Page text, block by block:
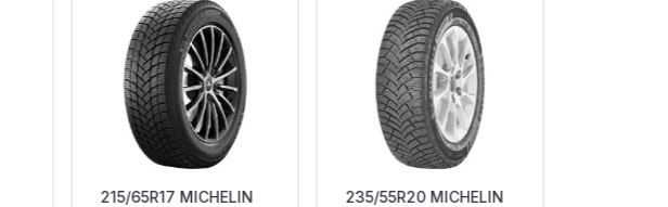
215/65R17 MICHELIN
235/55R20 MICHELIN